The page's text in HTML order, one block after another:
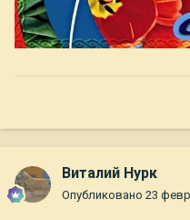
Виталий Нурк
Опубликовано 23